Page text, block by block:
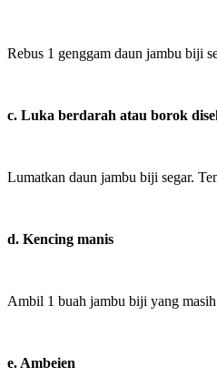
Rebus 1 genggam daun jambu biji
c. Luka berdarah atau borok
Lumatkan daun jambu biji segar.
d. Kencing manis
Ambil 1 buah jambu biji yang
e. Ambeien